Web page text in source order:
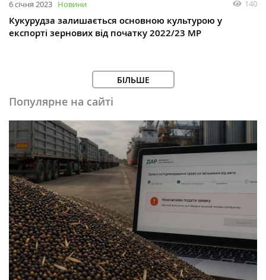
6 січня 2023 Новини 140
Кукурудза залишається основною культурою у
експорті зернових від початку 2022/23 МР
БІЛЬШЕ
Популярне на сайті